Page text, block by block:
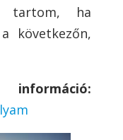
tartom, ha
következőn,
információ: